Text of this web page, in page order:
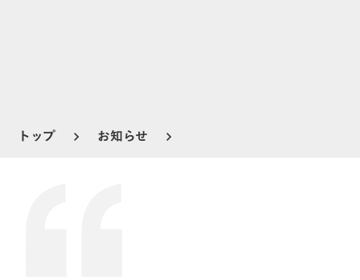
トップ keyboard_arrow_right お知らせ keyboard_arrow_right